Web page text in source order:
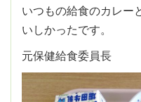
いつもの給食のカレー
いしかったです。
元保健給食委員長